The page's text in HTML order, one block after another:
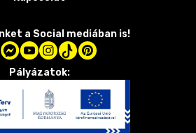
a Social mediában is!
Pályázatok: